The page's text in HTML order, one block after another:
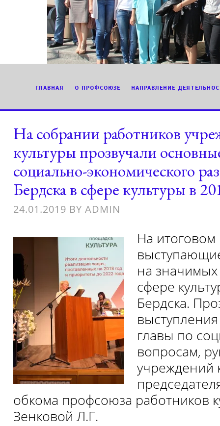
ГЛАВНАЯ О ПРОФСОЮЗЕ НАПРАВЛЕНИЕ
На собрании работников
культуры прозвучали
социально-экономического
Бердска в сфере культуры в
24.01.2019 BY ADMIN
На
на
сфере
Бердска.
главы по
вопросам,
учреждений
обкома профсоюза работников
Зенковой Л.Г.